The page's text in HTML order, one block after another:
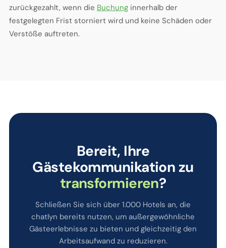
zurückgezahlt, wenn die Buchunginnerhalb der
festgelegten Frist storniert wird und keine Schäden oder
Verstöße auftreten.
Bereit, Ihre
Gästekommunikation zu
transformieren?
Schließen Sie sich über 1.000 Hotels an, die
chatlyn bereits nutzen, um außergewöhnliche
Gästeerlebnisse zu bieten und gleichzeitig den
Arbeitsaufwand zu reduzieren.